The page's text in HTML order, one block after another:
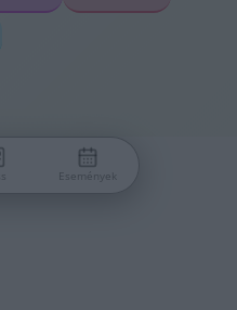
Események